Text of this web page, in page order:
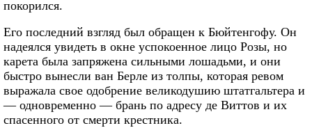
покорился.
Его последний взгляд был обращен к Бюйтенгофу. Он
надеялся увидеть в окне успокоенное лицо Розы, но
карета была запряжена сильными лошадьми, и они
быстро вынесли ван Берле из толпы, которая ревом
выражала свое одобрение великодушию штатгальтера и
— одновременно — брань по адресу де Виттов и их
спасенного от смерти крестника.